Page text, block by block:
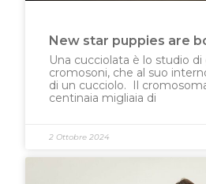
New star puppies are
Una cucciolata è lo studio
cromosoni, che al suo
di un cucciolo. Il
centinaia migliaia di
2 Ottobre 2024